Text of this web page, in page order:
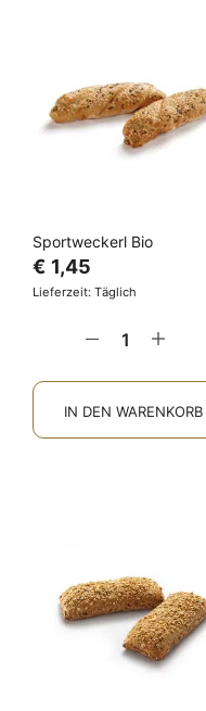
Sportweckerl Bio
€ 1,45
Lieferzeit: Täglich
IN DEN WARENKORB